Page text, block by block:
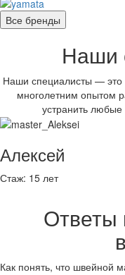
Все бренды
Наши
Наши специалисты —
многолетним опытом
устранить
Алексей
Стаж: 15 лет
Ответы
Как понять, что швейной